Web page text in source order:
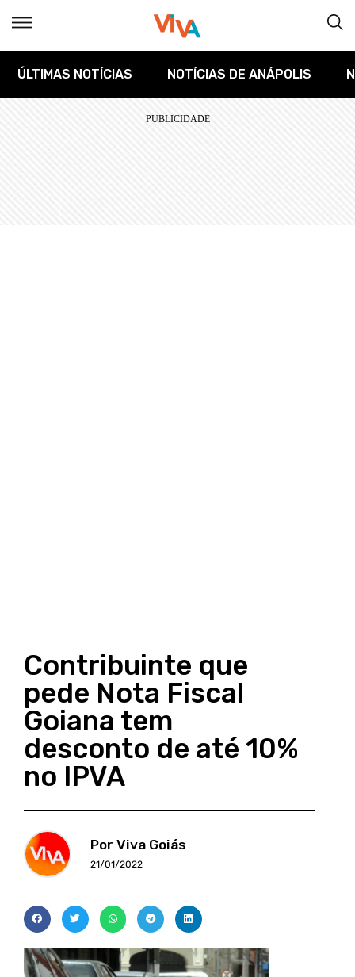
ÚLTIMAS NOTÍCIAS NOTÍCIAS DE ANÁPOLIS
Contribuinte que
pede Nota Fiscal
Goiana tem
desconto de até 10%
no IPVA
Por Viva Goiás
21/01/2022